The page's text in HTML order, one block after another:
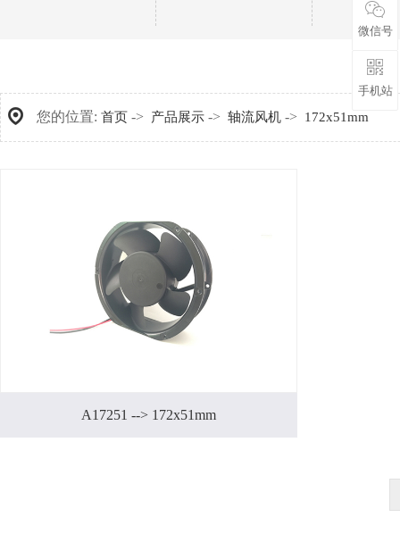
您的位置: 首页 -> 产品展示 -> 轴流风机 -> 172x51mm
A17251 --> 172x51mm
微信号
手机站